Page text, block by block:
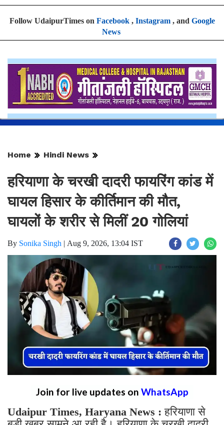
Follow UdaipurTimes on Facebook, Instagram, and Google
News
Home Hindi News
हरियाणा के चरखी दादरी फायरिंग कांड में
घायल हिसार के कीर्तिमान की मौत,
घायलों के शरीर से मिलीं 20 गोलियां
By Sonika Singh | Aug 9, 2026, 13:04 IST
Join for live updates on WhatsApp
Udaipur Times, Haryana News :हरियाणा से